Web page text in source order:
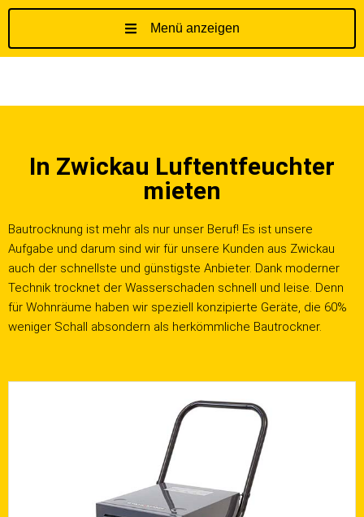
Menü anzeigen
In Zwickau Luftentfeuchter
mieten
Bautrocknung ist mehr als nur unser Beruf! Es ist unsere
Aufgabe und darum sind wir für unsere Kunden aus Zwickau
auch der schnellste und günstigste Anbieter. Dank moderner
Technik trocknet der Wasserschaden schnell und leise. Denn
für Wohnräume haben wir speziell konzipierte Geräte, die 60%
weniger Schall absondern als herkömmliche Bautrockner.